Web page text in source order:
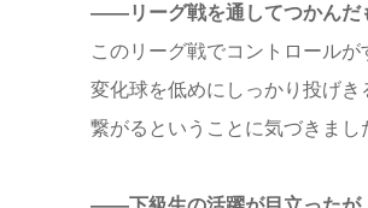
――リーグ戦を通してつかんだ
このリーグ戦でコントロール
変化球を低めにしっかり投げ
繋がるということに気づきまし